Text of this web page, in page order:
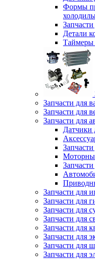
Формы
Детали
Таймеры
Запчасти для
Запчасти для
Запчасти для
Датчики
Запчасти для
Запчасти для
Запчасти для
Запчасти для
Запчасти для
Запчасти для
Запчасти для
Запчасти для